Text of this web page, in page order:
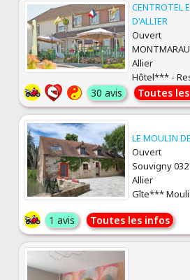
CENTROTEL
D'ALLIER
Ouvert
Allier
Hôtel*** -
30 avis Toutes
LE MOULIN
Ouvert
Souvigny
Allier
Gîte***
1 avis Toutes les infos